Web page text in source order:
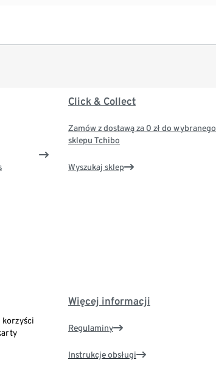
Click & Collect
Zamów z dostawą za 0 zł do wybranego
sklepu Tchibo
Wyszukaj sklep
korzyści
Więcej informacji
Regulaminy
Instrukcje obsługi